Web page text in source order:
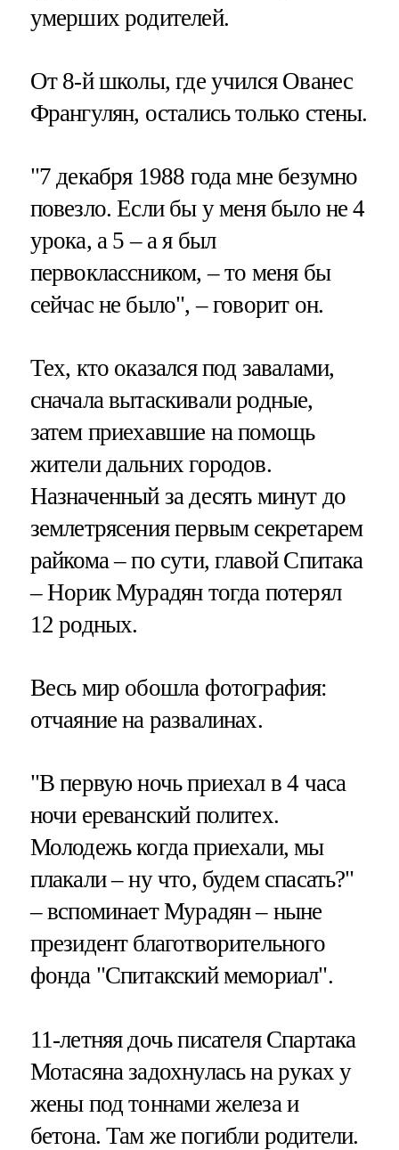
умерших родителей.
От 8-й школы, где учился Ованес
Франгулян, остались только стены.
"7 декабря 1988 года мне безумно
повезло. Если бы у меня было не 4
урока, а 5 – а я был
первоклассником, – то меня бы
сейчас не было", – говорит он.
Тех, кто оказался под завалами,
сначала вытаскивали родные,
затем приехавшие на помощь
жители дальних городов.
Назначенный за десять минут до
землетрясения первым секретарем
райкома – по сути, главой Спитака
– Норик Мурадян тогда потерял
12 родных.
Весь мир обошла фотография:
отчаяние на развалинах.
"В первую ночь приехал в 4 часа
ночи ереванский политех.
Молодежь когда приехали, мы
плакали – ну что, будем спасать?"
– вспоминает Мурадян – ныне
президент благотворительного
фонда "Спитакский мемориал".
11-летняя дочь писателя Спартака
Мотасяна задохнулась на руках у
жены под тоннами железа и
бетона. Там же погибли родители.